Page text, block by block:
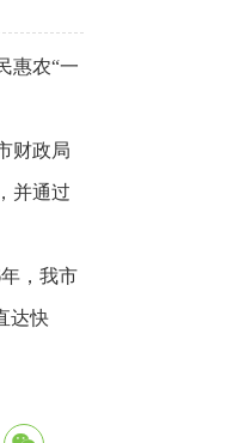
惠农“一
财政局
并通过
，我市
达快